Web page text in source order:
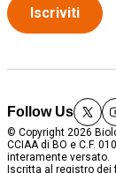
Iscriviti
Follow Us
twitter
© Copyright 2026
CCIAA di BO e C.F.
interamente versato.
Iscritta al registro dei